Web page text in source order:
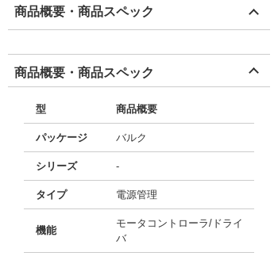
商品概要・商品スペック
商品概要・商品スペック
型 商品概要
パッケージ バルク
シリーズ -
タイプ 電源管理
機能
モータコントローラ/ドライ
バ